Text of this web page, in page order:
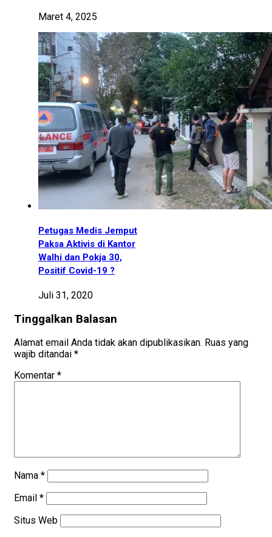
Maret 4, 2025
Petugas Medis Jemput
Paksa Aktivis di Kantor
Walhi dan Pokja 30,
Positif Covid-19 ?
Juli 31, 2020
Tinggalkan Balasan
Alamat email Anda tidak akan dipublikasikan. Ruas yang
wajib ditandai *
Komentar *
Nama *
Email *
Situs Web